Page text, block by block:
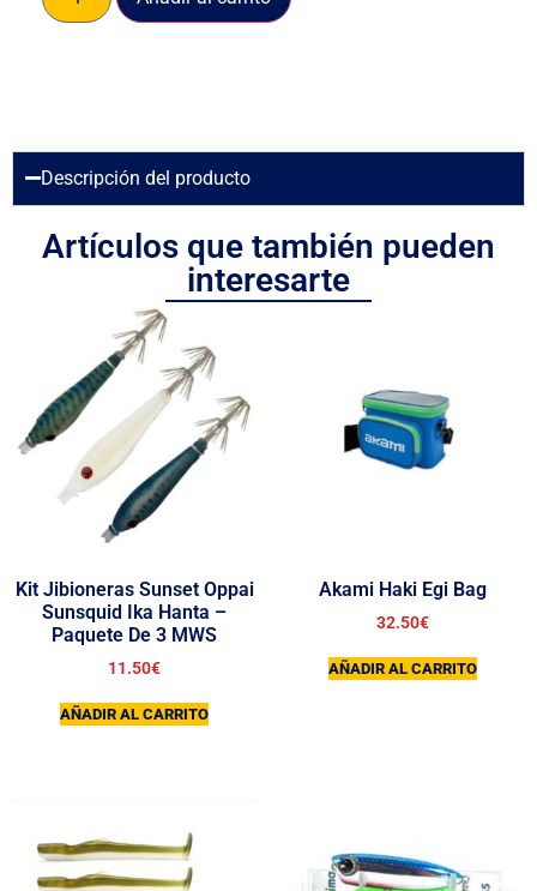
Descripción del producto
Artículos que también pueden
interesarte
Kit Jibioneras Sunset Oppai
Sunsquid Ika Hanta –
Paquete De 3 MWS
11.50€
AÑADIR AL CARRITO
Akami Haki Egi Bag
32.50€
AÑADIR AL CARRITO